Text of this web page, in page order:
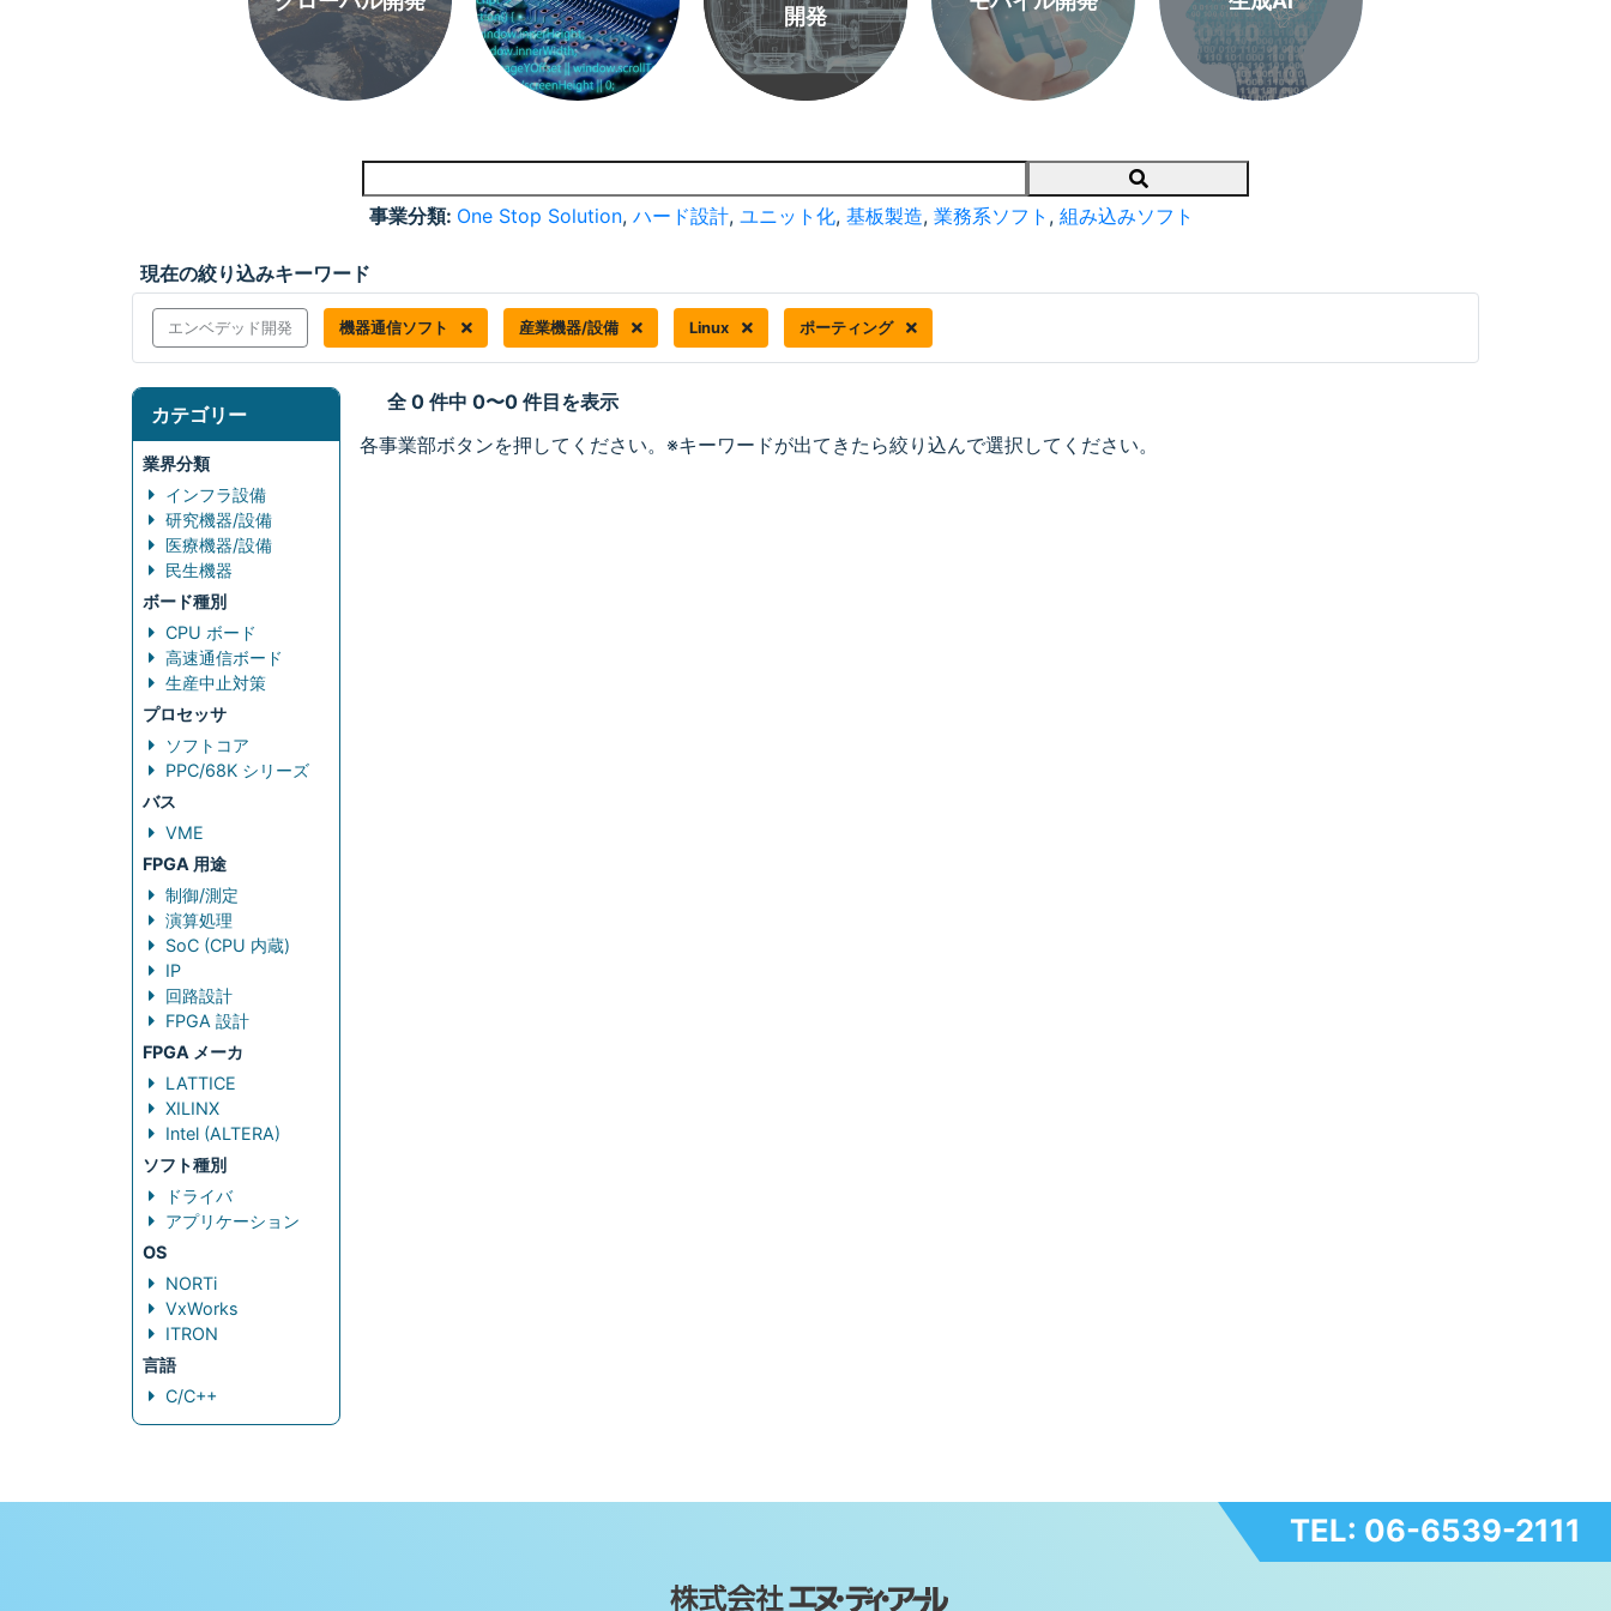
開発
Search
事業分類: One Stop Solution, ハード設計, ユニット化, 基板製造, 業務系ソフト , 組み込みソフト
現在の絞り込みキーワード
エンベデッド開発 機器通信ソフト 産業機器/設備 Linux ポーティング
カテゴリー
業界分類
インフラ設備
研究機器/設備
医療機器/設備
民生機器
ボード種別
CPU ボード
高速通信ボード
生産中止対策
プロセッサ
ソフトコア
PPC/68K シリーズ
バス
VME
FPGA 用途
制御/測定
演算処理
SoC (CPU 内蔵)
IP
回路設計
FPGA 設計
FPGA メーカ
LATTICE
XILINX
Intel (ALTERA)
ソフト種別
ドライバ
アプリケーション
OS
NORTi
VxWorks
ITRON
言語
C/C++
全 0 件中 0〜0 件目を表示
各事業部ボタンを押してください。※キーワードが出てきたら絞り込んで選択してください。
TEL: 06-6539-2111